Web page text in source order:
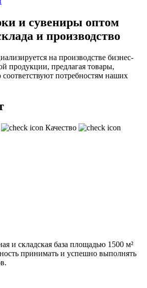
и сувениры оптом
и производство
на производстве бизнес-
продукции, предлагая товары,
потребностям наших
Качество
и складская база площадью 1500 м²
принимать и успешно выполнять